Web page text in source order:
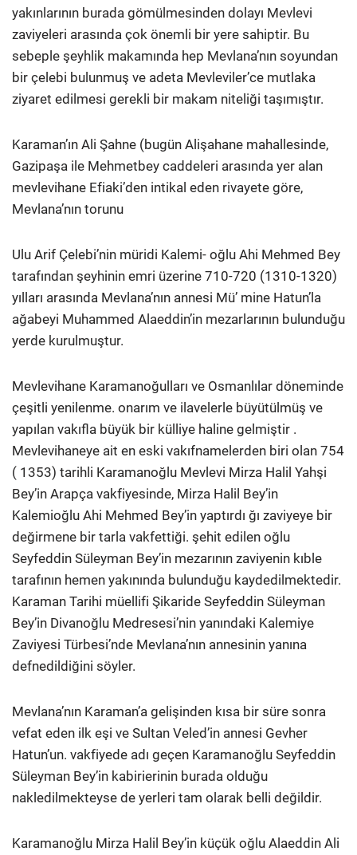
yakınlarının burada gömülmesinden dolayı Mevlevi
zaviyeleri arasında çok önemli bir yere sahiptir. Bu
sebeple şeyh­lik makamında hep Mevlana’nın soyundan
bir çelebi bulunmuş ve adeta Mevleviler’ce mutlaka
ziyaret edilmesi gerekli bir makam niteliği taşımıştır.
Karaman’ın Ali Şahne (bugün Alişahane mahallesinde,
Gazipaşa ile Mehmetbey caddeleri arasında yer alan
mevlevihane Efiaki’den intikal eden rivayete göre,
Mevlana’nın torunu
Ulu Arif Çelebi’nin müridi Kalemi- oğlu Ahi Mehmed Bey
tarafından şeyhinin emri üzerine 710-720 (1310-1320)
yılları arasında Mevlana’nın annesi Mü’ mine Hatun’la
ağabeyi Muhammed Alaeddin’in mezarlarının bulunduğu
yerde kurulmuştur.
Mevlevihane Karamanoğulları ve Osmanlılar döneminde
çeşitli yenilenme. onarım ve ilavelerle büyütülmüş ve
yapılan vakıfla büyük bir külliye haline gelmiştir .
Mevlevihaneye ait en eski vakıfname­lerden biri olan 754
( 1353) tarihli Karamanoğlu Mevlevi Mirza Halil Yahşi
Bey’in Arapça vakfiyesinde, Mirza Halil Bey’in
Kalemioğlu Ahi Mehmed Bey’in yaptırdı­ ğı zaviyeye bir
değirmene bir tarla vakfettiği. şehit edilen oğlu
Seyfeddin Süleyman Bey’in mezarının zaviyenin kıble
tarafının hemen yakınında bulunduğu kaydedilmektedir.
Karaman Tarihi müellifi Şikaride Seyfeddin Süleyman
Bey’in Divanoğlu Medresesi’nin yanındaki Kalemiye
Zaviyesi Türbesi’nde Mevlana’nın annesinin yanına
defnedildiğini söyler.
Mevlana’nın Karaman’a gelişinden kısa bir süre sonra
vefat eden ilk eşi ve Sultan Veled’in annesi Gevher
Hatun’un. vakfiyede adı geçen Karamanoğlu Seyfeddin
Süleyman Bey’in kabirierinin burada olduğu
nakledilmekteyse de yerleri tam olarak belli değildir.
Karamanoğlu Mirza Halil Bey’in küçük oğlu Alaeddin Ali